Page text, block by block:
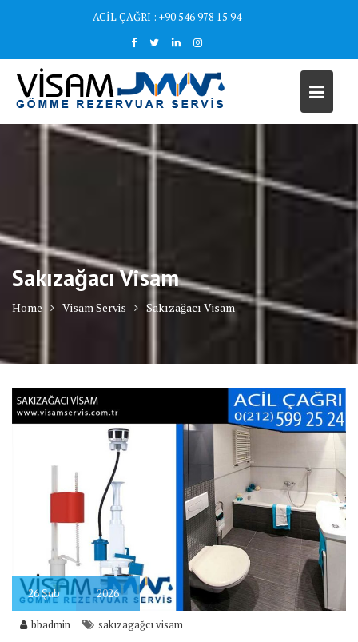
ACİL ÇAĞRI : +90 546 978 15 94
Sakızağacı Visam
Home Visam Servis Sakızağacı Visam
26Şub 2026
bbadmin sakızagağcı visam